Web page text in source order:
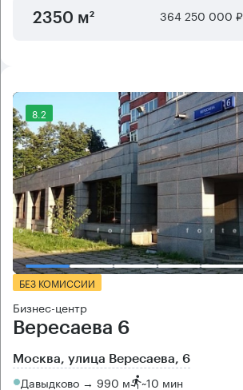
2350 м² 364 250 000 ₽
8.2
БЕЗ КОМИССИИ
Бизнес-центр
Вересаева 6
Москва, улица Вересаева, 6
Давыдково → 990 м ~10 мин